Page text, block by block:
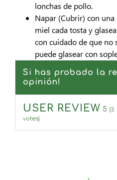
lonchas de pollo.
Napar (Cubrir) con
miel cada tosta y
con cuidado de que no
puede glasear con
Si has probado la
opinión!
USER REVIEW 5 (3
votes)